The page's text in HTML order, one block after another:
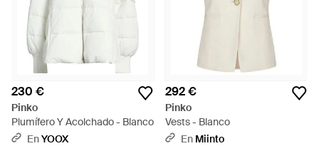
230 €
Pinko
Plumífero Y Acolchado - Blanco
EnYOOX
292 €
Pinko
Vests - Blanco
En Miinto